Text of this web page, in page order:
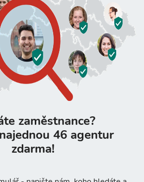
zaměstnance?
46 agentur
zdarma!